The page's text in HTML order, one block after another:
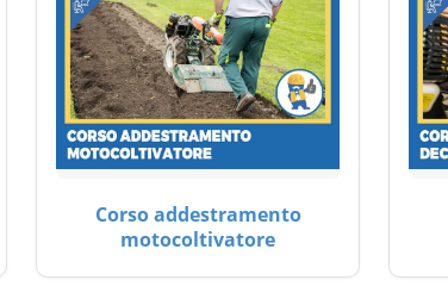
Corso addestramento
motocoltivatore